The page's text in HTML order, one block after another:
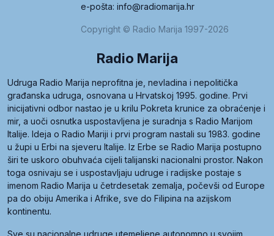
e-pošta: info@radiomarija.hr
Copyright © Radio Marija 1997-2026
Radio Marija
Udruga Radio Marija neprofitna je, nevladina i nepolitička
građanska udruga, osnovana u Hrvatskoj 1995. godine. Prvi
inicijativni odbor nastao je u krilu Pokreta krunice za obraćenje i
mir, a uoči osnutka uspostavljena je suradnja s Radio Marijom
Italije. Ideja o Radio Mariji i prvi program nastali su 1983. godine
u župi u Erbi na sjeveru Italije. Iz Erbe se Radio Marija postupno
širi te uskoro obuhvaća cijeli talijanski nacionalni prostor. Nakon
toga osnivaju se i uspostavljaju udruge i radijske postaje s
imenom Radio Marija u četrdesetak zemalja, počevši od Europe
pa do obiju Amerika i Afrike, sve do Filipina na azijskom
kontinentu.
Sve su nacionalne udruge utemeljene autonomno u svojim